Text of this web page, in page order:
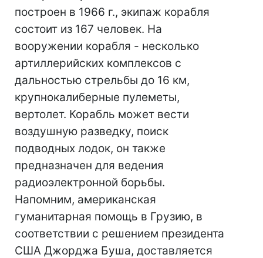
построен в 1966 г., экипаж корабля
состоит из 167 человек. На
вооружении корабля - несколько
артиллерийских комплексов с
дальностью стрельбы до 16 км,
крупнокалиберные пулеметы,
вертолет. Корабль может вести
воздушную разведку, поиск
подводных лодок, он также
предназначен для ведения
радиоэлектронной борьбы.
Напомним, американская
гуманитарная помощь в Грузию, в
соответствии с решением президента
США Джорджа Буша, доставляется